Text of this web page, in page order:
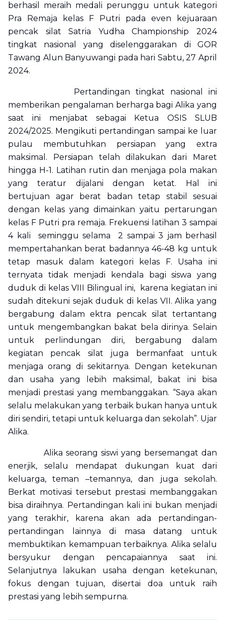
berhasil meraih medali perunggu untuk kategori
Pra Remaja kelas F Putri pada even kejuaraan
pencak silat Satria Yudha Championship 2024
tingkat nasional yang diselenggarakan di GOR
Tawang Alun Banyuwangi pada hari Sabtu, 27 April
2024.
Pertandingan tingkat nasional ini
memberikan pengalaman berharga bagi Alika yang
saat ini menjabat sebagai Ketua OSIS SLUB
2024/2025. Mengikuti pertandingan sampai ke luar
pulau membutuhkan persiapan yang extra
maksimal. Persiapan telah dilakukan dari Maret
hingga H-1. Latihan rutin dan menjaga pola makan
yang teratur dijalani dengan ketat. Hal ini
bertujuan agar berat badan tetap stabil sesuai
dengan kelas yang dimainkan yaitu pertarungan
kelas F Putri pra remaja. Frekuensi latihan 3 sampai
4 kali seminggu selama 2 sampai 3 jam berhasil
mempertahankan berat badannya 46-48 kg untuk
tetap masuk dalam kategori kelas F. Usaha ini
ternyata tidak menjadi kendala bagi siswa yang
duduk di kelas VIII Bilingual ini, karena kegiatan ini
sudah ditekuni sejak duduk di kelas VII. Alika yang
bergabung dalam ektra pencak silat tertantang
untuk mengembangkan bakat bela dirinya. Selain
untuk perlindungan diri, bergabung dalam
kegiatan pencak silat juga bermanfaat untuk
menjaga orang di sekitarnya. Dengan ketekunan
dan usaha yang lebih maksimal, bakat ini bisa
menjadi prestasi yang membanggakan. “Saya akan
selalu melakukan yang terbaik bukan hanya untuk
diri sendiri, tetapi untuk keluarga dan sekolah”. Ujar
Alika.
Alika seorang siswi yang bersemangat dan
enerjik, selalu mendapat dukungan kuat dari
keluarga, teman –temannya, dan juga sekolah.
Berkat motivasi tersebut prestasi membanggakan
bisa diraihnya. Pertandingan kali ini bukan menjadi
yang terakhir, karena akan ada pertandingan-
pertandingan lainnya di masa datang untuk
membuktikan kemampuan terbaiknya. Alika selalu
bersyukur dengan pencapaiannya saat ini.
Selanjutnya lakukan usaha dengan ketekunan,
fokus dengan tujuan, disertai doa untuk raih
prestasi yang lebih sempurna.